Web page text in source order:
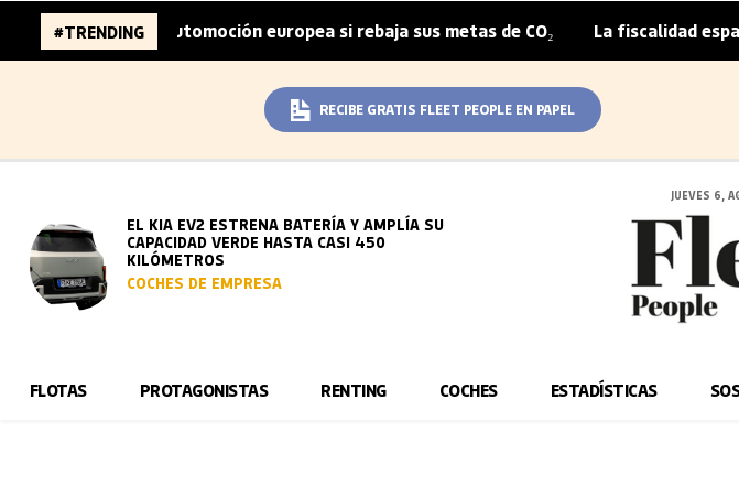
#TRENDING
de la automoción europea si rebaja sus metas de CO₂ | La fiscalidad española
RECIBE GRATIS FLEET PEOPLE EN PAPEL
EL KIA EV2 ESTRENA BATERÍA Y AMPLÍA SU
CAPACIDAD VERDE HASTA CASI 450
KILÓMETROS
COCHES DE EMPRESA
JUEVES 6,
FLOTAS PROTAGONISTAS RENTING COCHES ESTADÍSTICAS